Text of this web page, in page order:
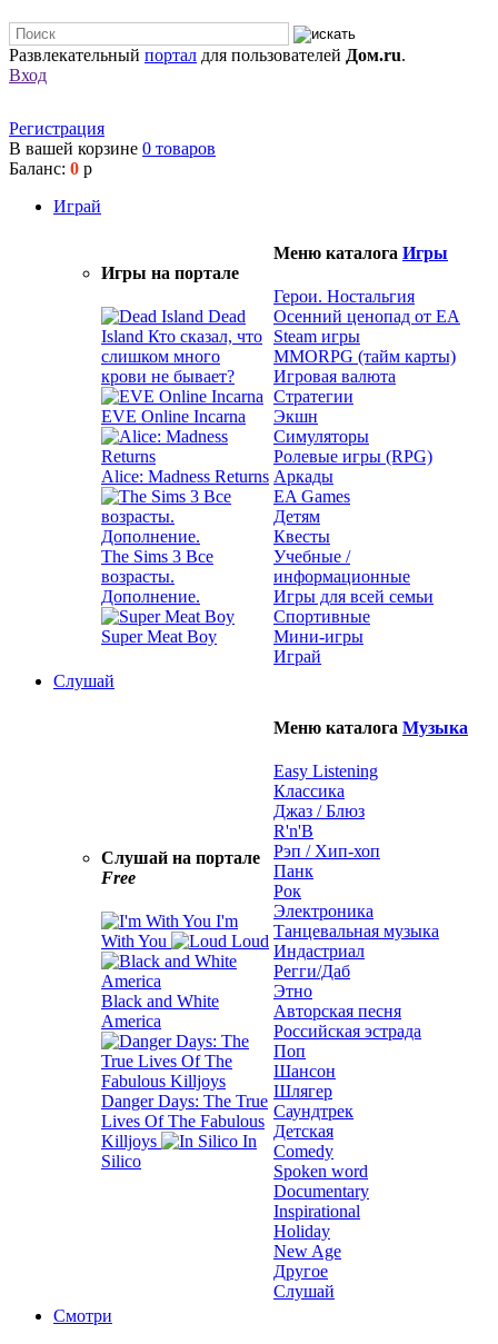
Развлекательный портал для пользователей Дом.ru.
Вход
Регистрация
В вашей корзине 0 товаров
Баланс: 0 р
Играй
Игры на портале
Dead
Island Кто сказал, что
слишком много
крови не бывает?
EVE Online Incarna
Alice: Madness Returns
The Sims 3 Все
возрасты.
Дополнение.
Super Meat Boy
Меню каталога Игры
Герои. Ностальгия
Осенний ценопад от EA
Steam игры
MMORPG (тайм карты)
Игровая валюта
Стратегии
Экшн
Симуляторы
Ролевые игры (RPG)
Аркады
EA Games
Детям
Квесты
Учебные /
информационные
Игры для всей семьи
Спортивные
Мини-игры
Играй
Слушай
Слушай на портале
Free
I'm
With You
Loud
Black and White
America
Danger Days: The True
Lives Of The Fabulous
Killjoys
In
Silico
Меню каталога Музыка
Easy Listening
Классика
Джаз / Блюз
R'n'B
Рэп / Хип-хоп
Панк
Рок
Электроника
Танцевальная музыка
Индастриал
Регги/Даб
Этно
Авторская песня
Российская эстрада
Поп
Шансон
Шлягер
Саундтрек
Детская
Comedy
Spoken word
Documentary
Inspirational
Holiday
New Age
Другое
Слушай
Смотри